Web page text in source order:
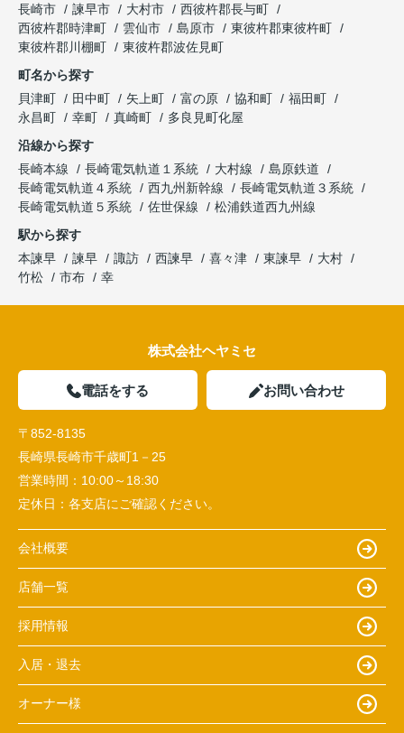
長崎市
諫早市 大村市
西彼杵郡長与町
西彼杵郡時津町
雲仙市 島原市
東彼杵郡東彼杵町
東彼杵郡川棚町
東彼杵郡波佐見町
町名から探す
貝津町
田中町 矢上町 富の原 協和町
福田町
永昌町
幸町 真崎町
多良見町化屋
沿線から探す
長崎本線
長崎電気軌道１系統 大村線
島原鉄道
長崎電気軌道４系統
西九州新幹線
長崎電気軌道３系統
長崎電気軌道５系統
佐世保線
松浦鉄道西九州線
駅から探す
本諫早
諫早 諏訪 西諫早 喜々津 東諫早
大村
竹松
市布 幸
株式会社ヘヤミセ
電話をする お問い合わせ
〒852-8135
長崎県長崎市千歳町1－25
営業時間： 10:00～18:30
定休日： 各支店にご確認ください。
会社概要
店舗一覧
採用情報
入居・退去
オーナー様